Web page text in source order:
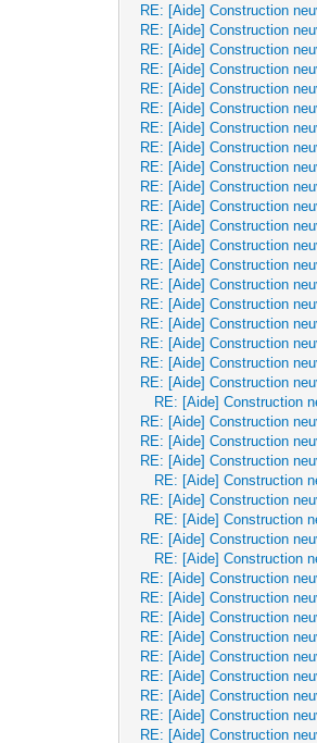
RE: [Aide] Construction
RE: [Aide] Construction
RE: [Aide] Construction
RE: [Aide] Construction
RE: [Aide] Construction
RE: [Aide] Construction
RE: [Aide] Construction
RE: [Aide] Construction
RE: [Aide] Construction
RE: [Aide] Construction
RE: [Aide] Construction
RE: [Aide] Construction
RE: [Aide] Construction
RE: [Aide] Construction
RE: [Aide] Construction
RE: [Aide] Construction
RE: [Aide] Construction
RE: [Aide] Construction
RE: [Aide] Construction
RE: [Aide] Construction
RE: [Aide] Construction
RE: [Aide] Construction
RE: [Aide] Construction
RE: [Aide] Construction
RE: [Aide] Construction
RE: [Aide] Construction
RE: [Aide] Construction
RE: [Aide] Construction
RE: [Aide] Construction
RE: [Aide] Construction
RE: [Aide] Construction
RE: [Aide] Construction
RE: [Aide] Construction
RE: [Aide] Construction
RE: [Aide] Construction
RE: [Aide] Construction
RE: [Aide] Construction
RE: [Aide] Construction